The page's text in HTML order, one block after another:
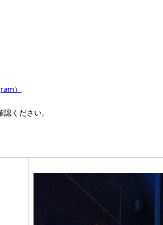
）
ください。